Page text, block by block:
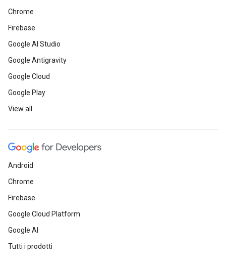
Chrome
Firebase
Google AI Studio
Google Antigravity
Google Cloud
Google Play
View all
Android
Chrome
Firebase
Google Cloud Platform
Google AI
Tutti i prodotti